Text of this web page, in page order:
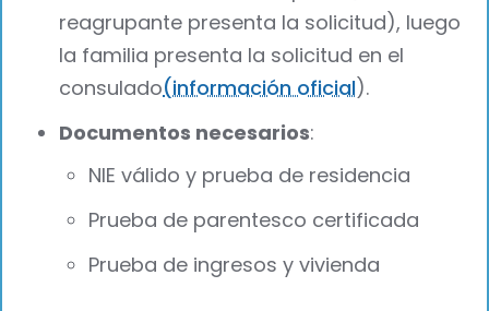
reagrupante presenta la solicitud), luego
la familia presenta la solicitud en el
consulado(información oficial).
Documentos necesarios:
NIE válido y prueba de residencia
Prueba de parentesco certificada
Prueba de ingresos y vivienda